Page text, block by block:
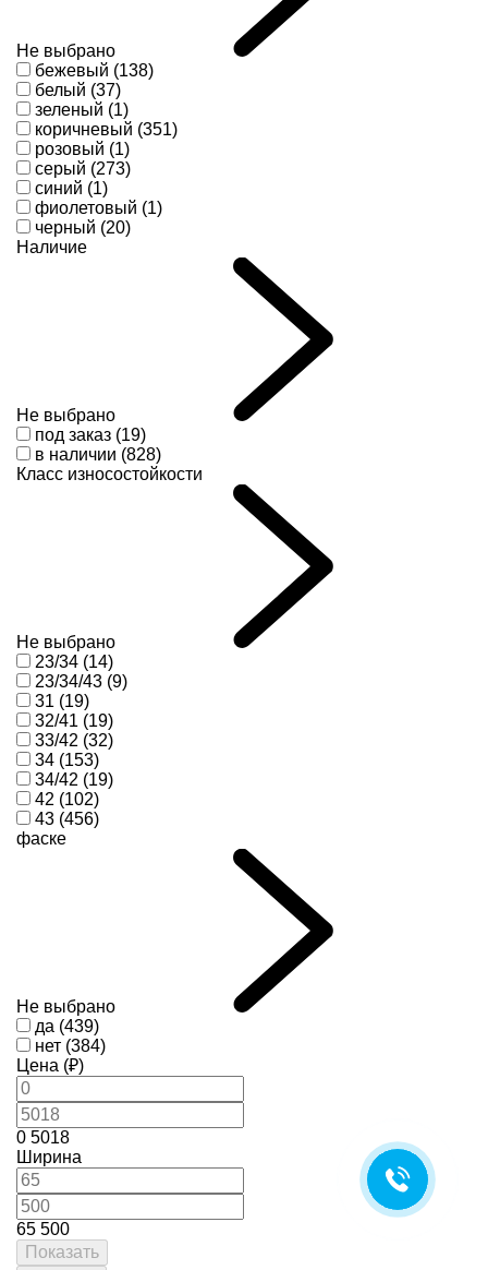
Не выбрано
бежевый (138)
белый (37)
зеленый (1)
коричневый (351)
розовый (1)
серый (273)
синий (1)
фиолетовый (1)
черный (20)
Наличие
Не выбрано
под заказ (19)
в наличии (828)
Класс износостойкости
Не выбрано
23/34 (14)
23/34/43 (9)
31 (19)
32/41 (19)
33/42 (32)
34 (153)
34/42 (19)
42 (102)
43 (456)
фаске
Не выбрано
да (439)
нет (384)
Цена (₽)
0 5018
Ширина
65 500
Показать